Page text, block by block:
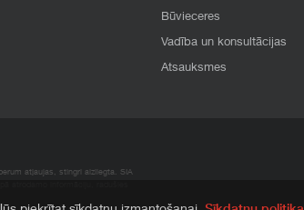
Būvieceres
Vadība un konsultācijas
Atsauksmes
atļaujas, stingri aizliegta. SIA